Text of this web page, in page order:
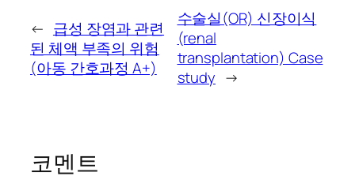
← 급성 장염과 관련
된 체액 부족의 위험
(아동 간호과정 A+)
수술실(OR) 신장이식
(renal
transplantation) Case
study →
코멘트